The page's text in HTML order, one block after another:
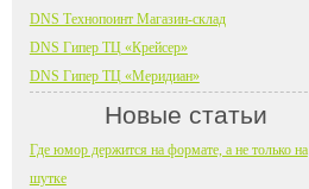
DNS Технопоинт Магазин-склад
DNS Гипер ТЦ «Крейсер»
DNS Гипер ТЦ «Меридиан»
Новые статьи
Где юмор держится на формате, а не только на
шутке